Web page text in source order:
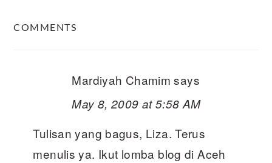
COMMENTS
Mardiyah Chamim says
May 8, 2009 at 5:58 AM
Tulisan yang bagus, Liza. Terus
menulis ya. Ikut lomba blog di Aceh